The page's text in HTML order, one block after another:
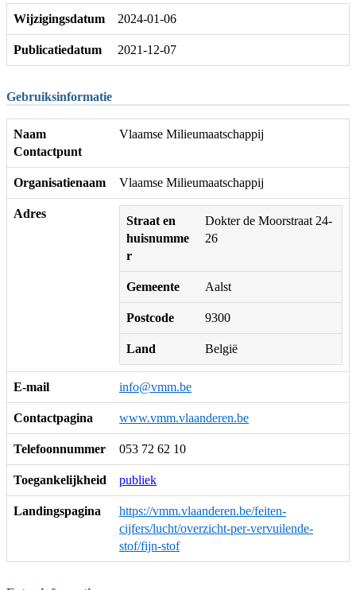
Wijzigingsdatum 2024-01-06
Publicatiedatum 2021-12-07
Gebruiksinformatie
Naam
Contactpunt
Vlaamse Milieumaatschappij
Organisatienaam Vlaamse Milieumaatschappij
Adres
Straat en
huisnumme
r
Dokter de Moorstraat 24-
26
Gemeente Aalst
Postcode 9300
Land België
E-mail info@vmm.be
Contactpagina www.vmm.vlaanderen.be
Telefoonnummer 053 72 62 10
Toegankelijkheid publiek
Landingspagina
https://vmm.vlaanderen.be/feiten-
cijfers/lucht/overzicht-per-vervuilende-
stof/fijn-stof